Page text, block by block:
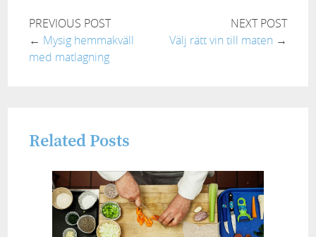
PREVIOUS POST
← Mysig hemmakväll
med matlagning
NEXT POST
Välj rätt vin till maten →
Related Posts